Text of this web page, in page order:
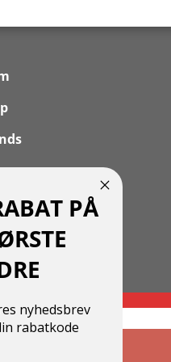
Konto
PÅ
nyhedsbrev
rabatkode